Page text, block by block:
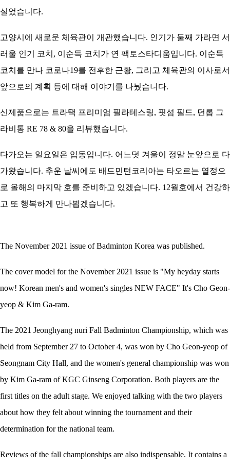
실었습니다.
고양시에 새로운 체육관이 개관했습니다. 인기가 둘째 가라면 서
러울 인기 코치, 이순득 코치가 연 팩토스타디움입니다. 이순득
코치를 만나 코로나19를 전후한 근황, 그리고 체육관의 이사로서
앞으로의 계획 등에 대해 이야기를 나눴습니다.
신제품으로는 트라택 프리미엄 필라테스링, 핏섬 필드, 던롭 그
라비통 RE 78 & 80을 리뷰했습니다.
다가오는 일요일은 입동입니다. 어느덧 겨울이 정말 눈앞으로 다
가왔습니다. 추운 날씨에도 배드민턴코리아는 타오르는 열정으
로 올해의 마지막 호를 준비하고 있겠습니다. 12월호에서 건강하
고 또 행복하게 만나뵙겠습니다.
The November 2021 issue of Badminton Korea was published.
The cover model for the November 2021 issue is "My heyday starts
now! Korean men's and women's singles NEW FACE" It's Cho Geon-
yeop & Kim Ga-ram.
The 2021 Jeonghyang nuri Fall Badminton Championship, which was
held from September 27 to October 4, was won by Cho Geon-yeop of
Seongnam City Hall, and the women's general championship was won
by Kim Ga-ram of KGC Ginseng Corporation. Both players are the
first titles on the adult stage. We enjoyed talking with the two players
about how they felt about winning the tournament and their
determination for the national team.
Reviews of the fall championships are also indispensable. It contains a